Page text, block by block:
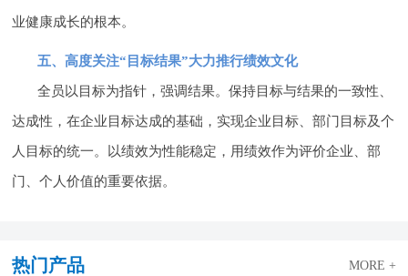
业健康成长的根本。
五、高度关注“目标结果”大力推行绩效文化
全员以目标为指针，强调结果。保持目标与结果的一致性、
达成性，在企业目标达成的基础，实现企业目标、部门目标及个
人目标的统一。以绩效为性能稳定，用绩效作为评价企业、部
门、个人价值的重要依据。
热门产品 MORE +